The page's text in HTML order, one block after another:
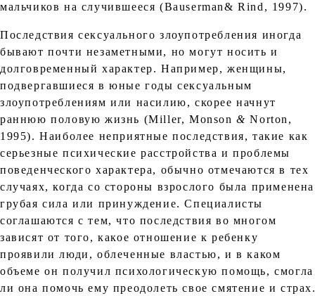
мальчиков на случившееся (Ваuserman& Rind, 1997).
Последствия сексуального злоупотребления иногда
бывают почти незаметными, но могут носить и
долговременный характер. Например, женщины,
подвергавшиеся в юные годы сексуальным
злоупотреблениям или насилию, скорее начнут
раннюю половую жизнь (Miller, Monson&Norton,
1995). Наиболее неприятные последствия, такие как
серьезные психические расстройства и проблемы
поведенческого характера, обычно отмечаются в тех
случаях, когда со стороны взрослого была применена
грубая сила или принуждение. Специалисты
соглашаются с тем, что последствия во многом
зависят от того, какое отношение к ребенку
проявили люди, облеченные властью, и в каком
объеме он получил психологическую помощь, смогла
ли она помочь ему преодолеть свое смятение и